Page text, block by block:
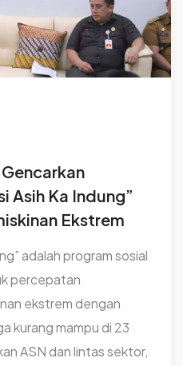
Asih Ka Indung”
Ekstrem
adalah program sosial
percepatan
ekstrem dengan
kurang mampu di 23
ASN dan lintas sektor,